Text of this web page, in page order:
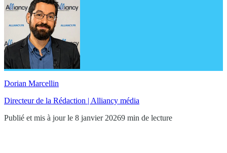
Dorian Marcellin
Directeur de la Rédaction | Alliancy média
Publié et mis à jour le 8 janvier 20269 min de lecture